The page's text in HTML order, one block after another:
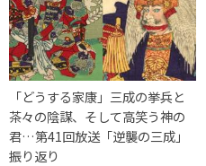
「どうする家康」三成の挙兵と
茶々の陰謀、そして高笑う神の
君…第41回放送「逆襲の三成」
振り返り